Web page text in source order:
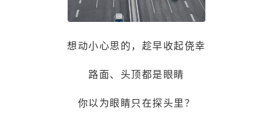
想动小心思的，趁早收起侥幸
路面、头顶都是眼睛
你以为眼睛只在探头里？